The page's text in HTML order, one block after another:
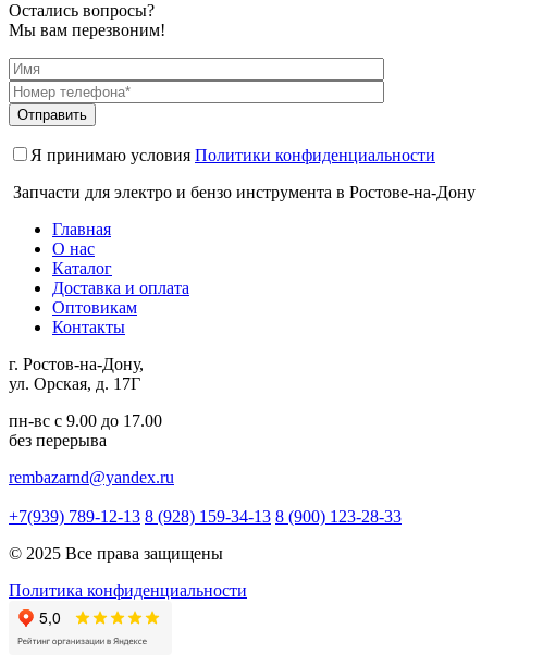
Остались вопросы?
Мы вам перезвоним!
Я принимаю условия Политики конфиденциальности
Запчасти для электро и бензо инструмента в Ростове-на-Дону
Главная
О нас
Каталог
Доставка и оплата
Оптовикам
Контакты
г. Ростов-на-Дону,
ул. Орская, д. 17Г
пн-вс с 9.00 до 17.00
без перерыва
rembazarnd@yandex.ru
+7(939) 789-12-13 8 (928) 159-34-13 8 (900) 123-28-33
© 2025 Все права защищены
Политика конфиденциальности